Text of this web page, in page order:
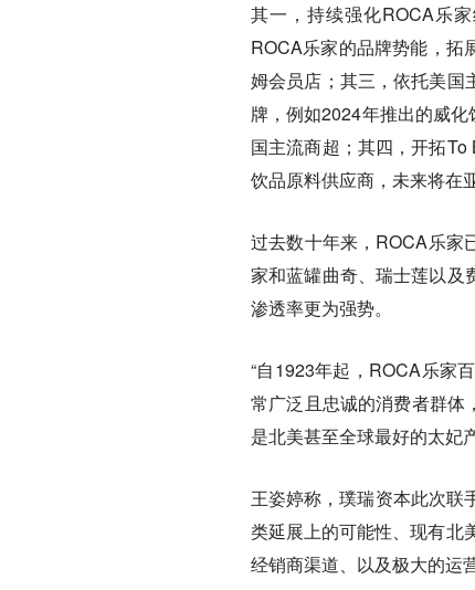
其一，持续强化ROCA乐
ROCA乐家的品牌势能，拓
姆会员店；其三，依托美国
牌，例如2024年推出的威
国主流商超；其四，开拓
饮品原料供应商，未来将在
过去数十年来，ROCA乐家
家和蓝罐曲奇、瑞士莲以及
渗透率更为强势。
“自1923年起，ROCA乐家
常广泛且忠诚的消费者群体
是北美甚至全球最好的太妃
王姿婷称，璞瑞资本此次联
类延展上的可能性、现有北
经销商渠道、以及极大的运